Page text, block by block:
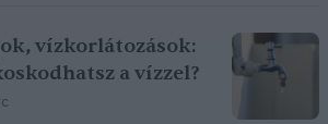
vízkorlátozások:
a vízzel?